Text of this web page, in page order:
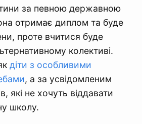
за певною державною
отримає диплом та буде
проте вчитися буде
колективі.
діти з особливими
, а за усвідомленим
які не хочуть віддавати
школу.